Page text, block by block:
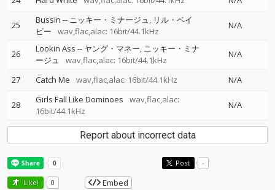
25 Bussin -- ニッキー・ミナージュ
リル・ベイ
ビー
wav,flac,alac: 16bit/44.1kHz
N/A
26 Lookin Ass -- ヤング・マネー ニッキー・ミナ
ージュ
wav,flac,alac: 16bit/44.1kHz
N/A
27 Catch Me wav,flac,alac: 16bit/44.1kHz N/A
28 Girls Fall Like Dominoes
wav,flac,alac:
16bit/44.1kHz
N/A
Report about incorrect data
Post -
Like! 0 Embed